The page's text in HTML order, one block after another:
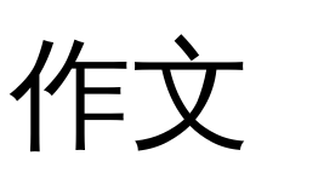
作文